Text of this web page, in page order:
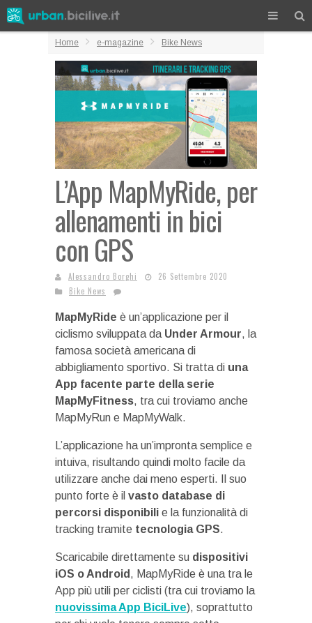
Home e-magazine Bike News
L’App MapMyRide, per
allenamenti in bici
con GPS
Alessandro Borghi
26 Settembre 2020
Bike News
MapMyRide è un’applicazione per il
ciclismo sviluppata da Under Armour, la
famosa società americana di
abbigliamento sportivo. Si tratta di una
App facente parte della serie
MapMyFitness, tra cui troviamo anche
MapMyRun e MapMyWalk.
L’applicazione ha un’impronta semplice e
intuiva, risultando quindi molto facile da
utilizzare anche dai meno esperti. Il suo
punto forte è il vasto database di
percorsi disponibili e la funzionalità di
tracking tramite tecnologia GPS.
Scaricabile direttamente su dispositivi
iOS o Android , MapMyRide è una tra le
App più utili per ciclisti (tra cui troviamo la
nuovissima App BiciLive), soprattutto